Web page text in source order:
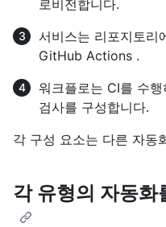
로비전합니다.
서비스는 리포지토리
GitHub Actions .
워크플로는 CI를 수
검사를 구성합니다.
각 구성 요소는 다른 자동
각 유형의 자동화